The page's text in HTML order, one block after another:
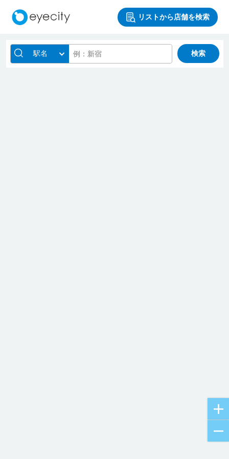
リストから店舗を検索
駅名 検索